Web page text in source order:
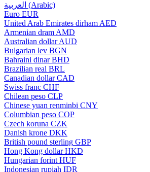
العربية (Arabic)
Euro EUR
United Arab Emirates dirham AED
Armenian dram AMD
Australian dollar AUD
Bulgarian lev BGN
Bahraini dinar BHD
Brazilian real BRL
Canadian dollar CAD
Swiss franc CHF
Chilean peso CLP
Chinese yuan renminbi CNY
Columbian peso COP
Czech koruna CZK
Danish krone DKK
British pound sterling GBP
Hong Kong dollar HKD
Hungarian forint HUF
Indonesian rupiah IDR